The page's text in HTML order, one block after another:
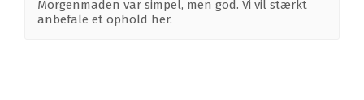
Morgenmaden var simpel, men god. Vi vil stærkt
anbefale et ophold her.